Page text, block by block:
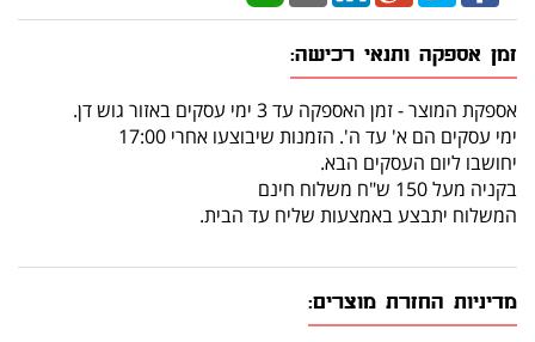
זמן אספקה ותנאי רכישה:
אספקת המוצר - זמן האספקה עד 3 ימי עסקים באזור גוש דן.
ימי עסקים הם א' עד ה'. הזמנות שיבוצעו אחרי 17:00
יחושבו ליום העסקים הבא.
בקניה מעל 150 ש"ח משלוח חינם
המשלוח יתבצע באמצעות שליח עד הבית.
מדיניות החזרת מוצרים: